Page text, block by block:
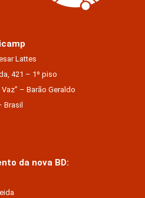
Lattes
421 – 1º piso
– Barão Geraldo
Brasil
da nova BD: